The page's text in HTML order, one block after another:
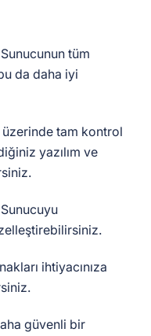
Sunucunun tüm
da daha iyi
üzerinde tam kontrol
yazılım ve
Sunucuyu
ihtiyacınıza
güvenli bir